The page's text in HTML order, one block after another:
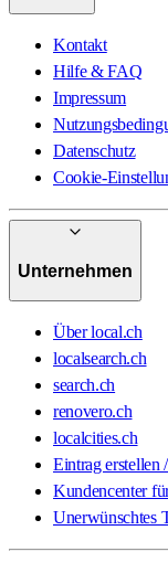
Kontakt
Hilfe & FAQ
Impressum
Datenschutz
Cookie-
Unternehmen
Über local.ch
localsearch.ch
search.ch
renovero.ch
localcities.ch
Eintrag erstellen
Kundencenter
Unerwünschtes